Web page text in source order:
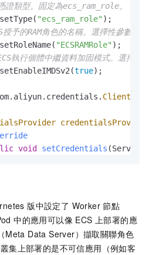
類型。固定為ecs_ram_role。
"ecs_ram_role" );
予的RAM角色的名稱。選擇性參數。
"ECSRAMRole" );
執行個體中繼資料加固模式。選擇性
true);
Client
credentialsProvider
void setCredentials
ServiceCredentials
CredentialModel
credential
return
new DefaultCredentials
版中設定了 Worker 節點
中的應用可以像 ECS 上部署的應
Meta Data Server）擷取關聯角色
集上部署的是不可信應用（例如客